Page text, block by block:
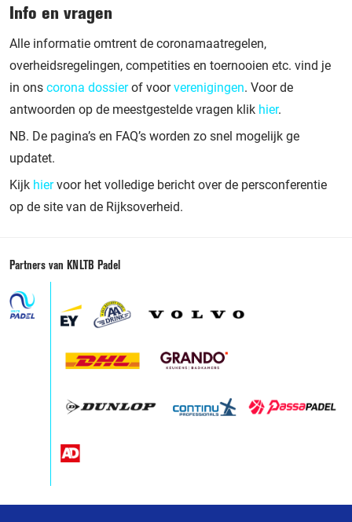
Info en vragen
Alle informatie omtrent de coronamaatregelen,
overheidsregelingen, competities en toernooien etc. vind je
in ons corona dossierof voorverenigingen. Voor de
antwoorden op de meestgestelde vragen klik hier.
NB. De pagina’s en FAQ’s worden zo snel mogelijk ge
updatet.
Kijk hiervoor het volledige bericht over de persconferentie
op de site van de Rijksoverheid.
Partners van KNLTB Padel